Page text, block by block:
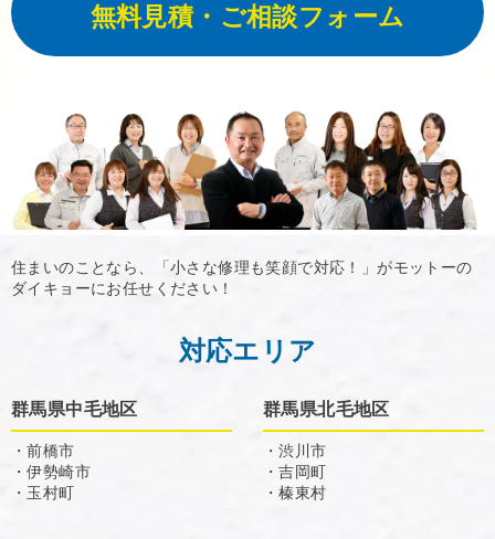
無料見積・ご相談フォーム
住まいのことなら、「小さな修理も笑顔で対応！」がモットーの
ダイキョーにお任せください！
対応エリア
群馬県中毛地区
・前橋市
・伊勢崎市
・玉村町
群馬県北毛地区
・渋川市
・吉岡町
・榛東村